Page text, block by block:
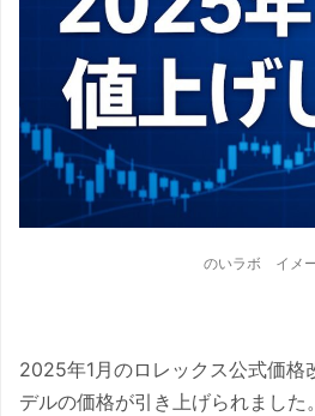
のいラボ イメ
2025年1月のロレックス公式価格
デルの価格が引き上げられました